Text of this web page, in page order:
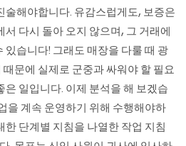
술해야합니다. 유감스럽게도, 보증은
다시 돌아 오지 않으며, 그 거래에
있습니다! 그래도 매장을 다룰 때 광
문에 실제로 군중과 싸워야 할 필요
은 일입니다. 이제 분석을 해 보겠습
을 계속 운영하기 위해 수행해야하
한 단계별 지침을 나열한 작업 지침